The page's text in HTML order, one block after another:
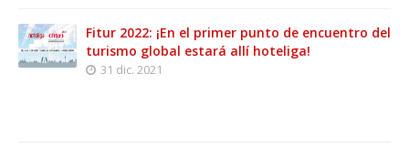
Fitur 2022: ¡En el primer punto de encuentro del
turismo global estará allí hoteliga!
31 dic. 2021